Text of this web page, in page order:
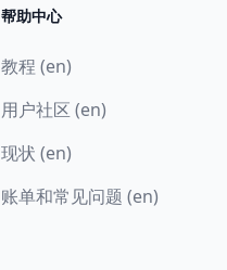
帮助中心
教程 (en)
用户社区 (en)
现状 (en)
账单和常见问题 (en)